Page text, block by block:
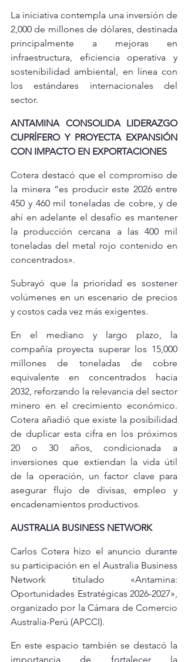
La iniciativa contempla una inversión de
2,000 de millones de dólares, destinada
principalmente a mejoras en
infraestructura, eficiencia operativa y
sostenibilidad ambiental, en línea con
los estándares internacionales del
sector.
ANTAMINA CONSOLIDA LIDERAZGO
CUPRÍFERO Y PROYECTA EXPANSIÓN
CON IMPACTO EN EXPORTACIONES
Cotera destacó que el compromiso de
la minera “es producir este 2026 entre
450 y 460 mil toneladas de cobre, y de
ahí en adelante el desafío es mantener
la producción cercana a las 400 mil
toneladas del metal rojo contenido en
concentrados».
Subrayó que la prioridad es sostener
volúmenes en un escenario de precios
y costos cada vez más exigentes.
En el mediano y largo plazo, la
compañía proyecta superar los 15,000
millones de toneladas de cobre
equivalente en concentrados hacia
2032, reforzando la relevancia del sector
minero en el crecimiento económico.
Cotera añadió que existe la posibilidad
de duplicar esta cifra en los próximos
20 o 30 años, condicionada a
inversiones que extiendan la vida útil
de la operación, un factor clave para
asegurar flujo de divisas, empleo y
encadenamientos productivos.
AUSTRALIA BUSINESS NETWORK
Carlos Cotera hizo el anuncio durante
su participación en el Australia Business
Network titulado «Antamina:
Oportunidades Estratégicas 2026-2027»,
organizado por la Cámara de Comercio
Australia-Perú (APCCI).
En este espacio también se destacó la
importancia de fortalecer la